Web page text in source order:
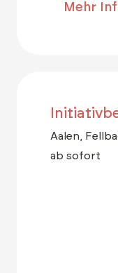
Mehr
Aalen,
ab sofort